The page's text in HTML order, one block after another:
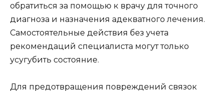
обратиться за помощью к врачу для точного
диагноза и назначения адекватного лечения.
Самостоятельные действия без учета
рекомендаций специалиста могут только
усугубить состояние.
Для предотвращения повреждений связок